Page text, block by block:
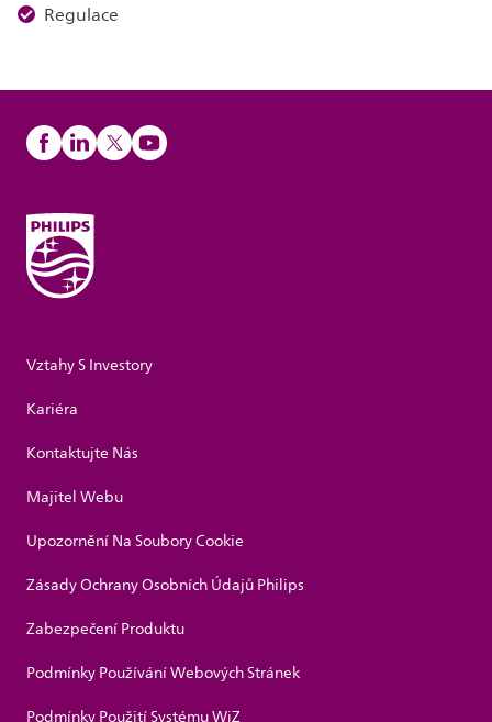
Regulace
Vztahy S Investory
Kariéra
Kontaktujte Nás
Majitel Webu
Upozornění Na Soubory Cookie
Zásady Ochrany Osobních Údajů Philips
Zabezpečení Produktu
Podmínky Používání Webových Stránek